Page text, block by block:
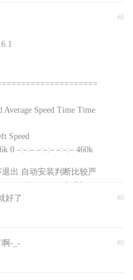
#0
Speed Time Time
Speed
0 –:–:– –:–:– –:–:– 460k
出.自动安装判断比较严
serverspeeder91yun
版本
#0
好了
#0
-_-